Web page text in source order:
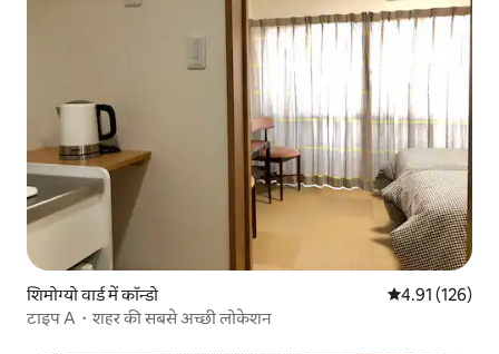
शिमोग्यो वार्ड में कॉन्डो औसत रेटिंग 5 में से
4.91 (126)
टाइप A・शहर की सबसे अच्छी लोकेशन